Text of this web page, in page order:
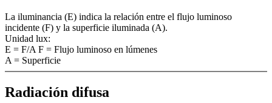
La iluminancia (E) indica la relación entre el flujo luminoso
incidente (F) y la superficie iluminada (A).
Unidad lux:
E = F/­A F = Flujo luminoso en lúmenes
A = Superficie
Radiación difusa